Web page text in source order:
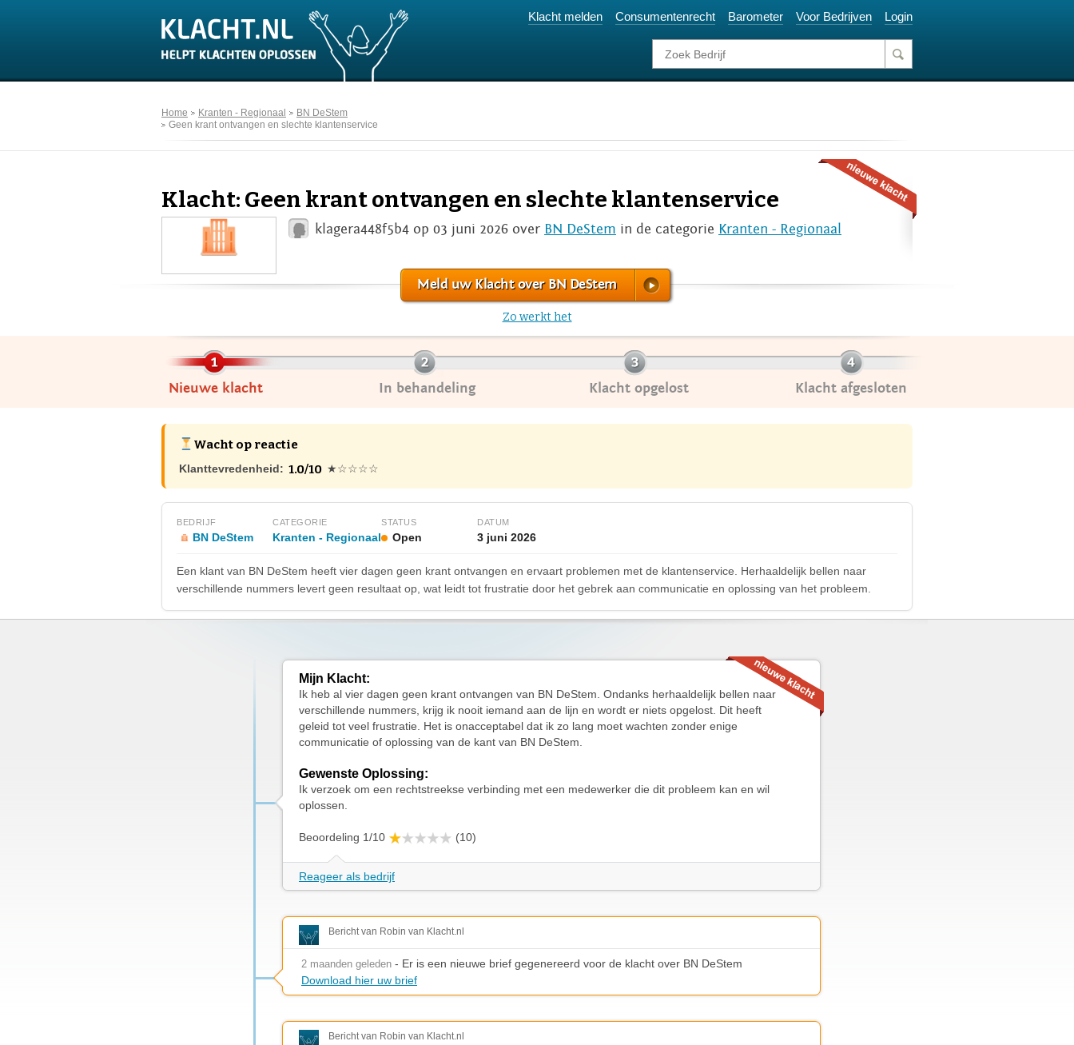
Klacht melden Consumentenrecht Barometer Voor Bedrijven Login
Home Kranten - Regionaal
BN DeStem
Geen krant ontvangen en slechte klantenservice
Klacht: Geen krant ontvangen en slechte klantenservice
klagera448f5b4 op 03 juni 2026 over BN DeStem in de categorie Kranten - Regionaal
Meld uw Klacht over BN DeStem
Zo werkt het
Nieuwe klacht In behandeling Klacht opgelost Klacht afgesloten
Wacht op reactie
Klanttevredenheid: 1.0/10 ★☆☆☆☆
BEDRIJF
BN DeStem
CATEGORIE
Kranten - Regionaal
STATUS
Open
DATUM
3 juni 2026
Een klant van BN DeStem heeft vier dagen geen krant ontvangen en ervaart problemen met de klantenservice. Herhaaldelijk bellen naar
verschillende nummers levert geen resultaat op, wat leidt tot frustratie door het gebrek aan communicatie en oplossing van het probleem.
Mijn Klacht:
Ik heb al vier dagen geen krant ontvangen van BN DeStem. Ondanks herhaaldelijk bellen naar
verschillende nummers, krijg ik nooit iemand aan de lijn en wordt er niets opgelost. Dit heeft
geleid tot veel frustratie. Het is onacceptabel dat ik zo lang moet wachten zonder enige
communicatie of oplossing van de kant van BN DeStem.
Gewenste Oplossing:
Ik verzoek om een rechtstreekse verbinding met een medewerker die dit probleem kan en wil
oplossen.
Beoordeling 1/10 (10)
Reageer als bedrijf
Bericht van Robin van Klacht.nl
2 maanden geleden - Er is een nieuwe brief gegenereerd voor de klacht over BN DeStem
Download hier uw brief
Bericht van Robin van Klacht.nl